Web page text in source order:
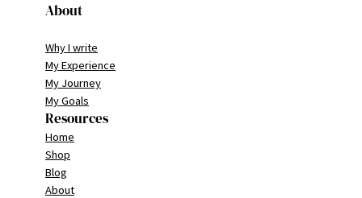
About
Why I write
My Experience
My Journey
My Goals
Resources
Home
Shop
Blog
About